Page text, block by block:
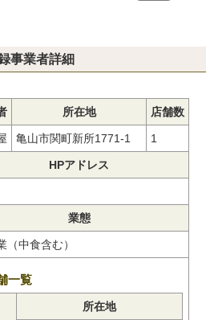
事業者詳細
所在地 店舗数
亀山市関町新所1771-1 1
HPアドレス
業態
（中食含む）
一覧
所在地